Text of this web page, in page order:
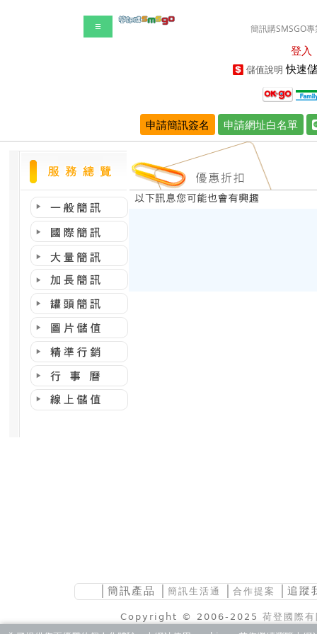
☰ 簡訊購SMSGO
登入
儲值說明 快速
申請簡訊簽名 申請網址白名單
簡訊產品 簡訊生活通 合作提案 │追蹤
Copyright © 2006-2025 荷登國際